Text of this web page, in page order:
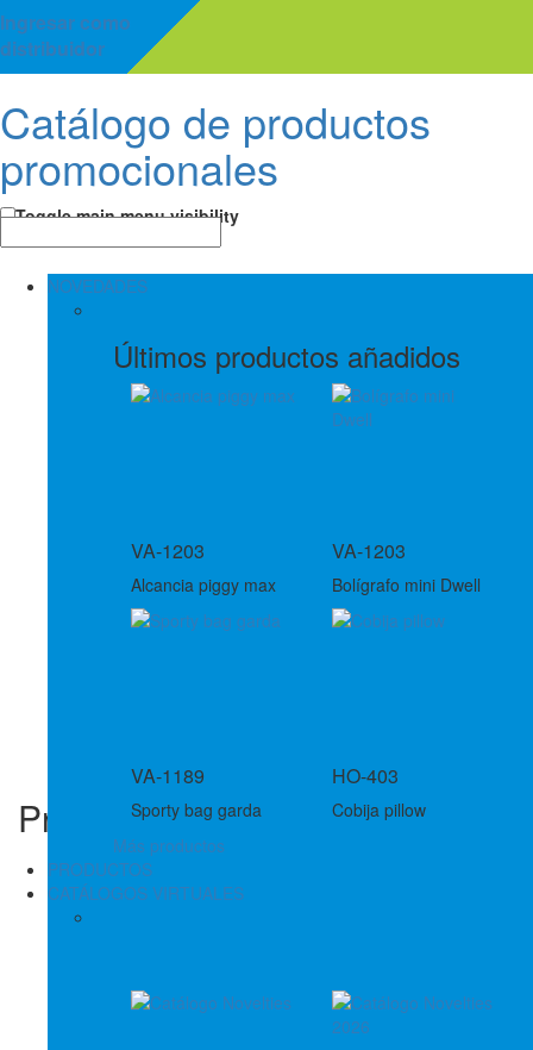
Ingresar como
distribuidor
Catálogo de productos
promocionales
Toggle main menu visibility
NOVEDADES
Últimos productos añadidos
VA-1203
Alcancia piggy max
VA-1203
Bolígrafo mini Dwell
VA-1189
Sporty bag garda
HO-403
Cobija pillow
Más productos
PRODUCTOS
CATÁLOGOS VIRTUALES
Producto Descontinuado